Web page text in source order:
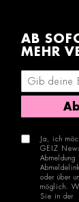
AB
MEHR
E-Mail-
Ja, ich
GEIZ
oder über
möglich.
Sie in der